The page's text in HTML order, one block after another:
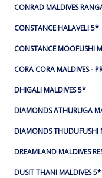
CONRAD MALDIVES
CONSTANCE HALAVELI 5*
CONSTANCE MOOFUSHI
CORA CORA MALDIVES -
DHIGALI MALDIVES 5*
DIAMONDS ATHURUGA
DIAMONDS THUDUFUSHI
DREAMLAND MALDIVES
DUSIT THANI MALDIVES 5*